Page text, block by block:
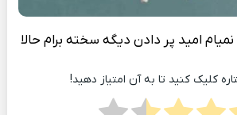
نمیام امید پر دادن دیگه سخته برام حالا
کلیک کنید تا به آن امتیاز دهید!